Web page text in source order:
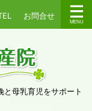
お問合せ
母乳育児をサポート